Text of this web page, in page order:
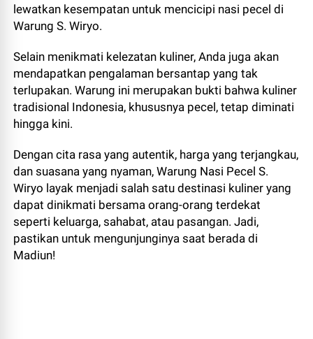
lewatkan kesempatan untuk mencicipi nasi pecel di
Warung S. Wiryo.
Selain menikmati kelezatan kuliner, Anda juga akan
mendapatkan pengalaman bersantap yang tak
terlupakan. Warung ini merupakan bukti bahwa kuliner
tradisional Indonesia, khususnya pecel, tetap diminati
hingga kini.
Dengan cita rasa yang autentik, harga yang terjangkau,
dan suasana yang nyaman, Warung Nasi Pecel S.
Wiryo layak menjadi salah satu destinasi kuliner yang
dapat dinikmati bersama orang-orang terdekat
seperti keluarga, sahabat, atau pasangan. Jadi,
pastikan untuk mengunjunginya saat berada di
Madiun!